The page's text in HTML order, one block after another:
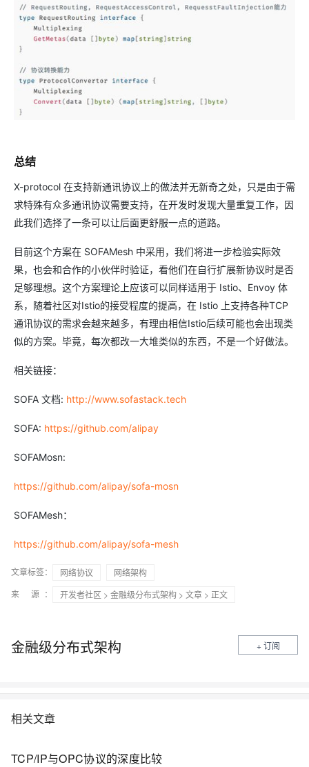
总结
X-protocol 在支持新通讯协议上的做法并无新奇之处，只是由于需
求特殊有众多通讯协议需要支持，在开发时发现大量重复工作，因
此我们选择了一条可以让后面更舒服一点的道路。
目前这个方案在 SOFAMesh 中采用，我们将进一步检验实际效
果，也会和合作的小伙伴时验证，看他们在自行扩展新协议时是否
足够理想。这个方案理论上应该可以同样适用于 Istio、Envoy 体
系，随着社区对Istio的接受程度的提高，在 Istio 上支持各种TCP
通讯协议的需求会越来越多，有理由相信Istio后续可能也会出现类
似的方案。毕竟，每次都改一大堆类似的东西，不是一个好做法。
相关链接：
SOFA 文档: http://www.sofastack.tech
SOFA: https://github.com/alipay
SOFAMosn:
https://github.com/alipay/sofa-mosn
SOFAMesh：
https://github.com/alipay/sofa-mesh
文章标签： 网络协议
网络架构
来 源：
开发者社区 > 金融级分布式架构 > 文章 > 正文
金融级分布式架构 + 订阅
相关文章
TCP/IP与OPC协议的深度比较